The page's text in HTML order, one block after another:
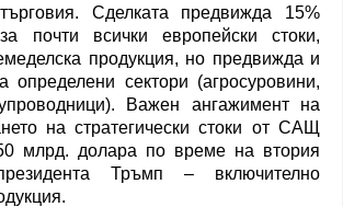
Сделката предвижда 15%
почти всички европейски стоки,
продукция, но предвижда и
определени сектори (агросуровини,
Важен ангажимент на
на стратегически стоки от САЩ
млрд. долара по време на втория
Тръмп – включително